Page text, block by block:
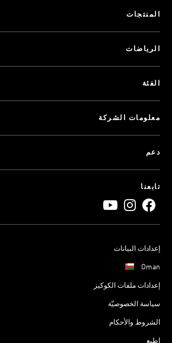
المنتجات
الرياضات
الفئة
معلومات الشركة
دعم
تابعنا
إعدادات البيانات
Oman
إعدادات ملفات الكوكيز
سياسة الخصوصيّة
الشروط والأحكام
اطبع